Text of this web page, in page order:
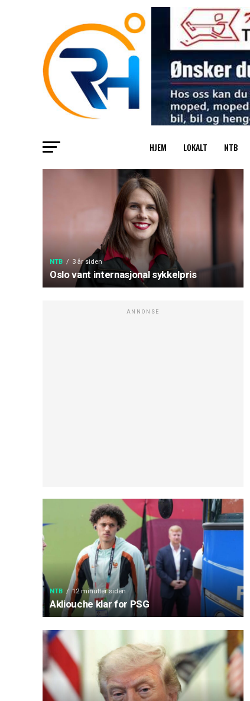
HJEM LOKALT NTB
NTB 3 år siden
Oslo vant internasjonal sykkelpris
ANNONSE
NTB 12 minutter siden
Akliouche klar for PSG